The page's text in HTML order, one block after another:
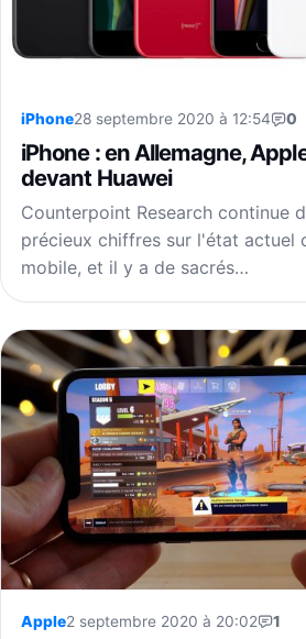
iPhone28 septembre 2020 à 12:54 0
iPhone : en Allemagne,
devant Huawei
Counterpoint Research continue
précieux chiffres sur l'état actuel
mobile, et il y a de sacrés…
Apple2 septembre 2020 à 20:02 1